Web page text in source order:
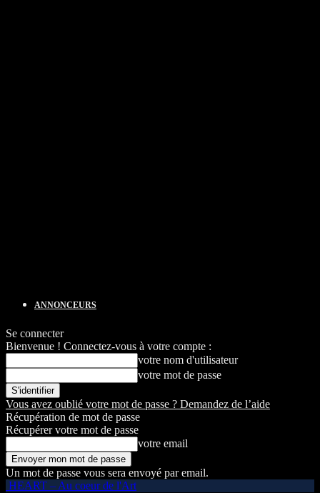
ANNONCEURS
Se connecter
Bienvenue ! Connectez-vous à votre compte :
votre nom d'utilisateur
votre mot de passe
Vous avez oublié votre mot de passe ? Demandez de l’aide
Récupération de mot de passe
Récupérer votre mot de passe
votre email
Un mot de passe vous sera envoyé par email.
HEART – Au coeur de l'Art